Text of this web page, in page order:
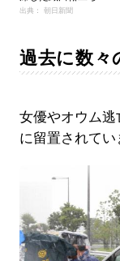
出典： 朝日新聞
過去に数々
女優やオウム
に留置されてい